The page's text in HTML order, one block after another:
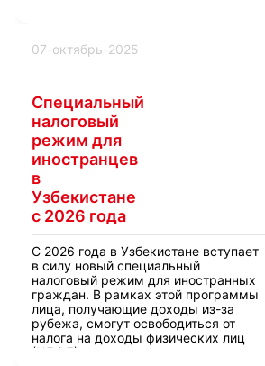
07-октябрь-2025
Специальный
налоговый
режим для
иностранцев
в
Узбекистане
с 2026 года
С 2026 года в Узбекистане вступает
в силу новый специальный
налоговый режим для иностранных
граждан. В рамках этой программы
лица, получающие доходы из-за
рубежа, смогут освободиться от
налога на доходы физических лиц
(НДФЛ).